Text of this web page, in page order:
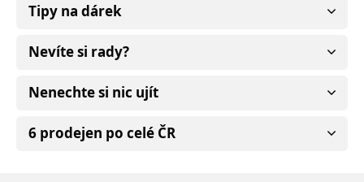
Tipy na dárek
Nevíte si rady?
Nenechte si nic ujít
6 prodejen po celé ČR